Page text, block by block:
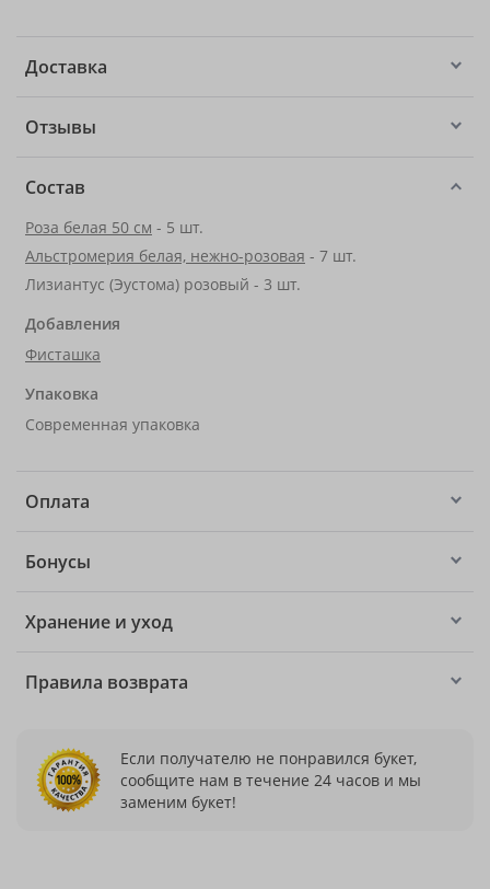
Доставка
Отзывы
Состав
Роза белая 50 см - 5 шт.
Альстромерия белая, нежно-розовая - 7 шт.
Лизиантус (Эустома) розовый - 3 шт.
Добавления
Фисташка
Упаковка
Современная упаковка
Оплата
Бонусы
Хранение и уход
Правила возврата
Если получателю не понравился букет,
сообщите нам в течение 24 часов и мы
заменим букет!